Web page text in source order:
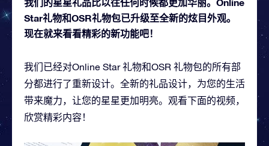
Star礼物和OSR礼物包已升级至全新的炫目外观。
现在就来看看精彩的新功能吧！
我们已经对Online Star 礼物和OSR 礼物包的所有部
分都进行了重新设计。全新的礼品设计，为您的生活
带来魔力，让您的星星更加明亮。观看下面的视频，
欣赏精彩内容！